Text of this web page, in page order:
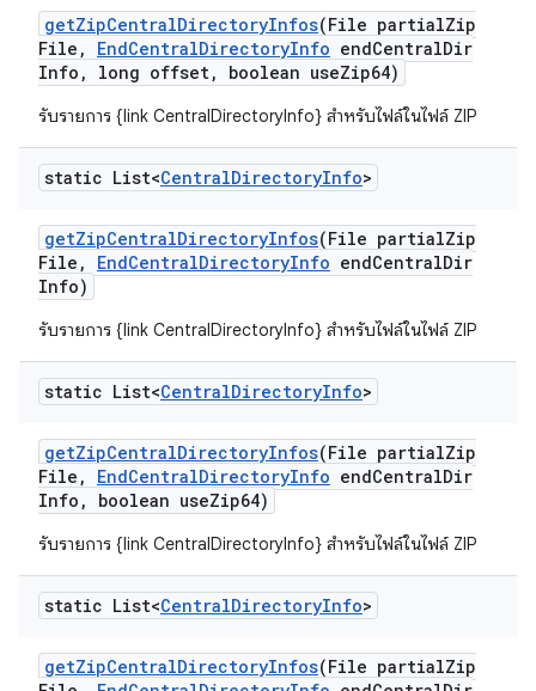
getZipCentralDirectoryInfos(File partialZip
File , EndCentralDirectoryInfo endCentralDir
Info , long offset, boolean useZip64)
รับรายการ {link CentralDirectoryInfo} สำหรับไฟล์ในไฟล์ ZIP
static List<CentralDirectoryInfo>
getZipCentralDirectoryInfos(File partialZip
File , EndCentralDirectoryInfo endCentralDir
Info)
รับรายการ {link CentralDirectoryInfo} สำหรับไฟล์ในไฟล์ ZIP
static List<CentralDirectoryInfo>
getZipCentralDirectoryInfos(File partialZip
File , EndCentralDirectoryInfo endCentralDir
Info , boolean useZip64)
รับรายการ {link CentralDirectoryInfo} สำหรับไฟล์ในไฟล์ ZIP
static List<CentralDirectoryInfo>
getZipCentralDirectoryInfos(File partialZip